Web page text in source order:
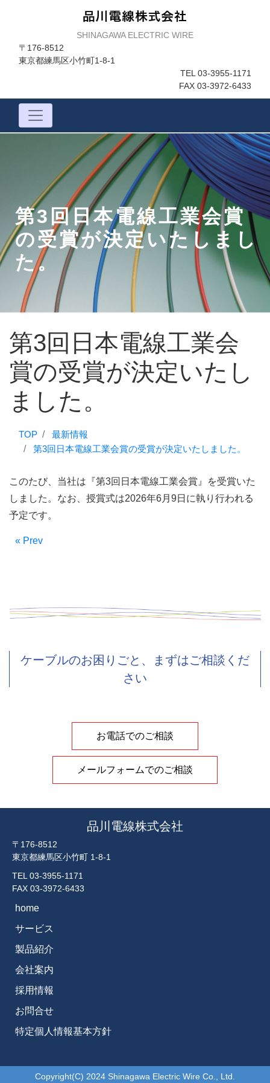
SHINAGAWA ELECTRIC WIRE
〒176-8512
東京都練馬区小竹町1-8-1
TEL 03-3955-1171
FAX 03-3972-6433
第3回日本電線工業会賞
の受賞が決定いたしまし
た。
第3回日本電線工業会
賞の受賞が決定いたし
ました。
TOP
最新情報
第3回日本電線工業会賞の受賞が決定いたしました。
このたび、当社は『第3回日本電線工業会賞』を受賞いた
しました。なお、授賞式は2026年6月9日に執り行われる
予定です。
« Prev
ケーブルのお困りごと、まずはご相談くだ
さい
お電話でのご相談
メールフォームでのご相談
品川電線株式会社
〒176-8512
東京都練馬区小竹町 1-8-1
TEL 03-3955-1171
FAX 03-3972-6433
home
サービス
製品紹介
会社案内
採用情報
お問合せ
特定個人情報基本方針
Copyright(C) 2024 Shinagawa Electric Wire Co., Ltd.